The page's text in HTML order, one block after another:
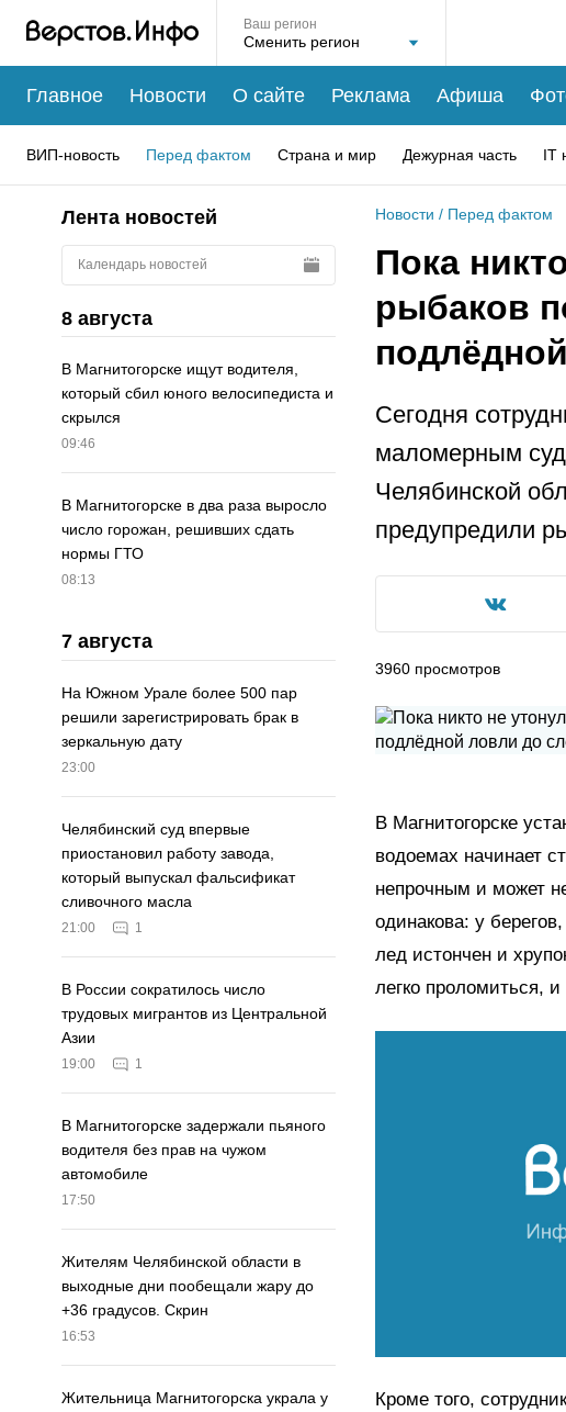
Ваш регион
Главное Новости О сайте Реклама Афиша
ВИП-новость Перед фактом Страна и мир Дежурная часть IT
Лента новостей
Календарь новостей
8 августа
В Магнитогорске ищут водителя,
который сбил юного велосипедиста и
скрылся
09:46
В Магнитогорске в два раза выросло
число горожан, решивших сдать
нормы ГТО
08:13
7 августа
На Южном Урале более 500 пар
решили зарегистрировать брак в
зеркальную дату
23:00
Челябинский суд впервые
приостановил работу завода,
который выпускал фальсификат
сливочного масла
21:00 1
В России сократилось число
трудовых мигрантов из Центральной
Азии
19:00 1
В Магнитогорске задержали пьяного
водителя без прав на чужом
автомобиле
17:50
Жителям Челябинской области в
выходные дни пообещали жару до
+36 градусов. Скрин
16:53
Жительница Магнитогорска украла у
Новости / Перед фактом
Пока
рыбаков
Сегодня
маломерным
Челябинской
предупредили
3960 просмотров
В Магнитогорске
водоемах начинает
непрочным и может
одинакова: у
лед истончен и
легко проломиться,
Кроме того,